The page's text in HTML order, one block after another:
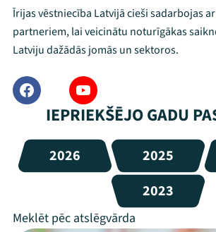
Īrijas vēstniecība Latvijā cieši sadarbojas
partneriem, lai veicinātu noturīgākas
Latviju dažādās jomās un sektoros.
IEPRIEKŠĒJO GADU
2026 2025
2023